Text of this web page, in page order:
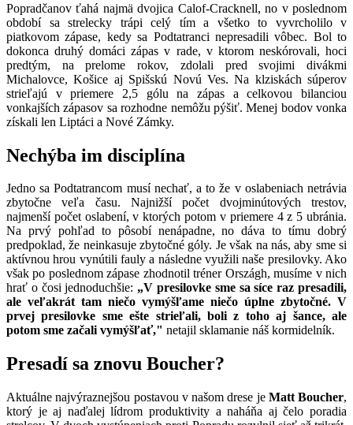
Popradčanov ťahá najmä dvojica Calof-Cracknell, no v poslednom
období sa strelecky trápi celý tím a všetko to vyvrcholilo v
piatkovom zápase, kedy sa Podtatranci nepresadili vôbec. Bol to
dokonca druhý domáci zápas v rade, v ktorom neskórovali, hoci
predtým, na prelome rokov, zdolali pred svojimi divákmi
Michalovce, Košice aj Spišskú Novú Ves. Na klziskách súperov
strieľajú v priemere 2,5 gólu na zápas a celkovou bilanciou
vonkajších zápasov sa rozhodne nemôžu pýšiť. Menej bodov vonka
získali len Liptáci a Nové Zámky.
Nechýba im disciplína
Jedno sa Podtatrancom musí nechať, a to že v oslabeniach netrávia
zbytočne veľa času. Najnižší počet dvojminútových trestov,
najmenší počet oslabení, v ktorých potom v priemere 4 z 5 ubránia.
Na prvý pohľad to pôsobí nenápadne, no dáva to tímu dobrý
predpoklad, že neinkasuje zbytočné góly. Je však na nás, aby sme si
aktívnou hrou vynútili fauly a následne využili naše presilovky. Ako
však po poslednom zápase zhodnotil tréner Országh, musíme v nich
hrať o čosi jednoduchšie: „V presilovke sme sa síce raz presadili,
ale veľakrát tam niečo vymýšľame niečo úplne zbytočné. V
prvej presilovke sme ešte strieľali, boli z toho aj šance, ale
potom sme začali vymýšľať," netajil sklamanie náš kormidelník.
Presadí sa znovu Boucher?
Aktuálne najvýraznejšou postavou v našom drese je Matt Boucher,
ktorý je aj naďalej lídrom produktivity a naháňa aj čelo poradia